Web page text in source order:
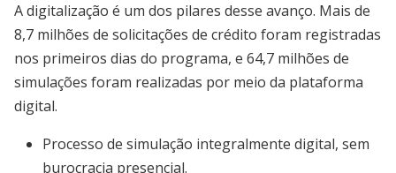
A digitalização é um dos pilares desse avanço. Mais de
8,7 milhões de solicitações de crédito foram registradas
nos primeiros dias do programa, e 64,7 milhões de
simulações foram realizadas por meio da plataforma
digital.
Processo de simulação integralmente digital, sem
burocracia presencial.